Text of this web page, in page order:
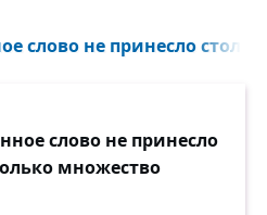
слово не принесло
слово не принесло
множество